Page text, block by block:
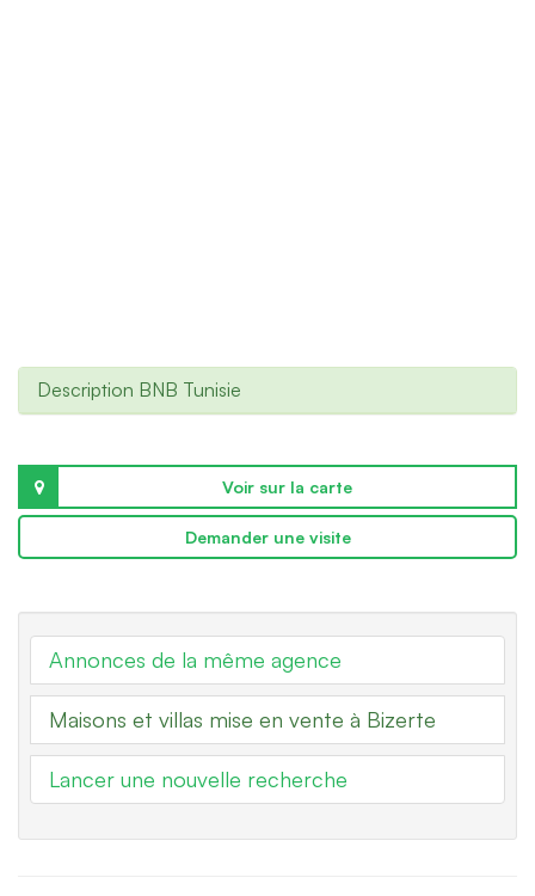
Description BNB Tunisie
Voir sur la carte
Demander une visite
Annonces de la même agence
Maisons et villas mise en vente à Bizerte
Lancer une nouvelle recherche